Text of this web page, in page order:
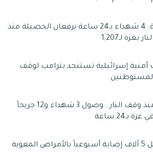
البحيرة 2022 الترم الثانيالصحة: 4 شهداء بـ24 ساعة يرفعان الحصيلة منذ
بغزة لـ1,207
أمنية إسرائيلية تستنجد بترامب لوقف
1203 منذ وقف النار.. وصول 3 شهداء و12 جريحاً
بـ24 ساعة
تسجيل 5 آلاف إصابة أسبوعياً بالأمراض المعوية